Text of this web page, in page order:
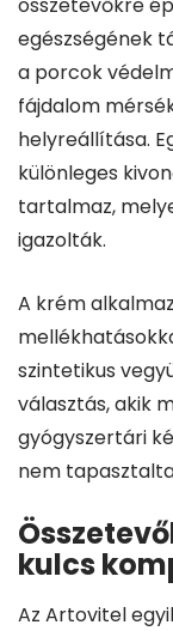
egészségének
a porcok
fájdalom
helyreállítása.
különleges
tartalmaz,
igazolták.
A krém
szintetikus
választás, akik
gyógyszertári
nem
kulcs
Az Artovitel